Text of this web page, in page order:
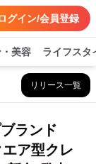
グイン/会員登録
美容 ライフスタ
リリース一覧
ランド
エア型クレ